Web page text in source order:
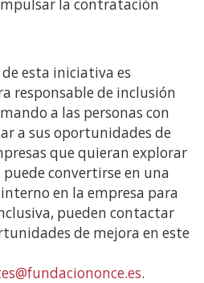
la contratación
esta iniciativa es
responsable de inclusión
a las personas con
a sus oportunidades de
que quieran explorar
convertirse en una
en la empresa para
pueden contactar
de mejora en este
.